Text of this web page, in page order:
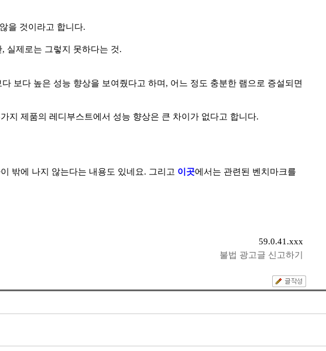
을 것이라고 합니다.
실제로는 그렇지 못하다는 것.
보다 높은 성능 향상을 보여줬다고 하며, 어느 정도 충분한 램으로 증설되면
지 제품의 레디부스트에서 성능 향상은 큰 차이가 없다고 합니다.
밖에 나지 않는다는 내용도 있네요. 그리고 이곳에서는 관련된 벤치마크를
59.0.41.xxx
불법 광고글 신고하기